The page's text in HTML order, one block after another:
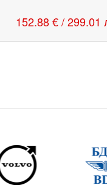
152.88 € / 299.01